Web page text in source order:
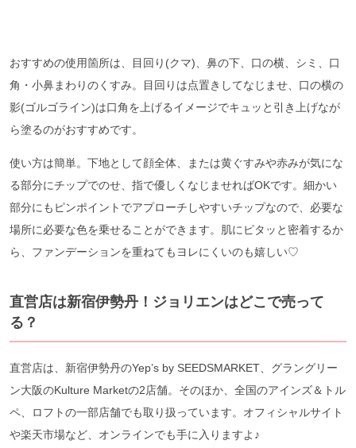
おすすめの使用箇所は、目回り(クマ)、鼻の下、口の横、シミ、口
角・小鼻まわりのくすみ。目回りは点置きしてなじませ、口の横の
影(ゴルゴライン)は口角を上げるイメージでキュッと引き上げなが
ら塗るのがおすすめです。
使い方は簡単。下地として顔全体、または黄ぐすみや赤みが気にな
る部分にチップでのせ、指で優しくなじませればOKです。細かい
部分にもピンポイントでアプローチしやすいチップなので、必要な
場所に必要な色を乗せることができます。肌にピタッと密着するか
ら、ファンデーションを重ねてもヨレにくいのも嬉しい♡
直営店は新宿伊勢丹！ジョリエンはどこで売って
る？
直営店は、新宿伊勢丹のYep’s by SEEDSMARKET、グラングリー
ン大阪のKulture Marketの2店舗。そのほか、全国のアインズ＆トル
ペ、ロフトの一部店舗でも取り扱っています。オフィシャルサイト
や楽天市場など、オンラインでも手に入りますよ♪